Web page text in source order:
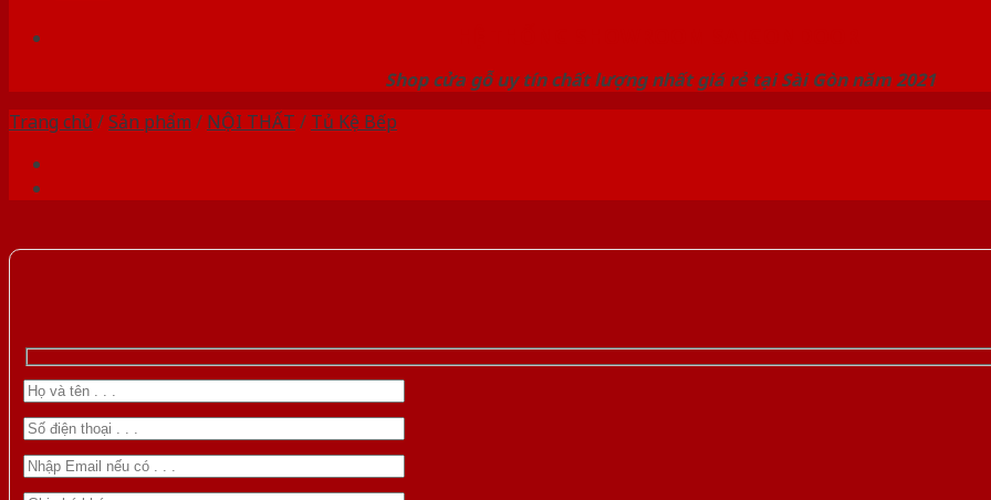
Shop cửa gỗ uy tín chất lượng nhất giá rẻ tại Sài Gòn năm 2021
Trang chủ /Sản phẩm / NỘI THẤT / Tủ Kệ Bếp